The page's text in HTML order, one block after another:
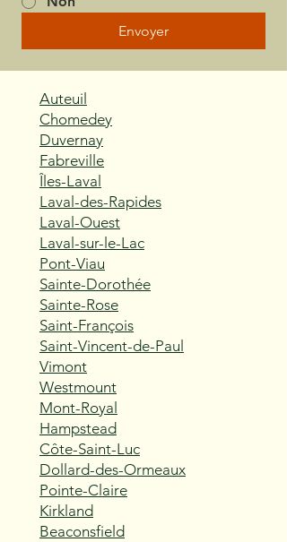
Envoyer
Auteuil
Chomedey
Duvernay
Fabreville
Îles-Laval
Laval-des-Rapides
Laval-Ouest
Laval-sur-le-Lac
Pont-Viau
Sainte-Dorothée
Sainte-Rose
Saint-François
Saint-Vincent-de-Paul
Vimont
Westmount
Mont-Royal
Hampstead
Côte-Saint-Luc
Dollard-des-Ormeaux
Pointe-Claire
Kirkland
Beaconsfield